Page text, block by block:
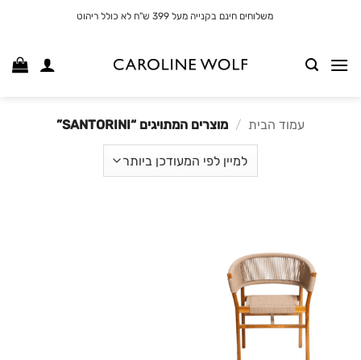
משלוחים חינם בקנייה מעל 399 ש"ח לא כולל ריהוט
עמוד הבית / מוצרים המתויגים “SANTORINI”